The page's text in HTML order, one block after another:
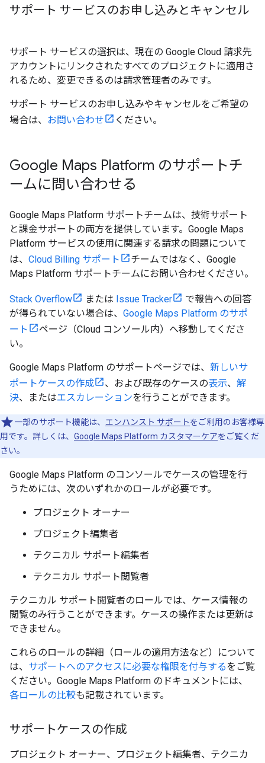
サポート サービスのお申し込みとキャンセル
サポート サービスの選択は、現在の Google Cloud 請求先
アカウントにリンクされたすべてのプロジェクトに適用さ
れるため、変更できるのは請求管理者のみです。
サポート サービスのお申し込みやキャンセルをご希望の
場合は、 お問い合わせ ください。
Google Maps Platform のサポートチ
ームに問い合わせる
Google Maps Platform サポートチームは、技術サポート
と課金サポートの両方を提供しています。Google Maps
Platform サービスの使用に関連する請求の問題について
は、 Cloud Billing サポート
チームではなく、Google
Maps Platform サポートチームにお問い合わせください。
Stack Overflow または Issue Tracker
で報告への回答
が得られていない場合は、 Google Maps Platform のサポ
ート
ページ（Cloud コンソール内）へ移動してくださ
い。
Google Maps Platform のサポートページでは、 新しいサ
ポートケースの作成
、および既存のケースの表示、 解
決、またはエスカレーションを行うことができます。
一部のサポート機能は、 エンハンスト サポートをご利用のお客様専
用です。詳しくは、 Google Maps Platform カスタマーケアをご覧くだ
さい。
Google Maps Platform のコンソールでケースの管理を行
うためには、次のいずれかのロールが必要です。
プロジェクト オーナー
プロジェクト編集者
テクニカル サポート編集者
テクニカル サポート閲覧者
テクニカル サポート閲覧者のロールでは、ケース情報の
閲覧のみ行うことができます。ケースの操作または更新は
できません。
これらのロールの詳細（ロールの適用方法など）について
は、 サポートへのアクセスに必要な権限を付与するをご覧
ください。Google Maps Platform のドキュメントには、
各ロールの比較も記載されています。
サポートケースの作成
プロジェクト オーナー、プロジェクト編集者、テクニカ